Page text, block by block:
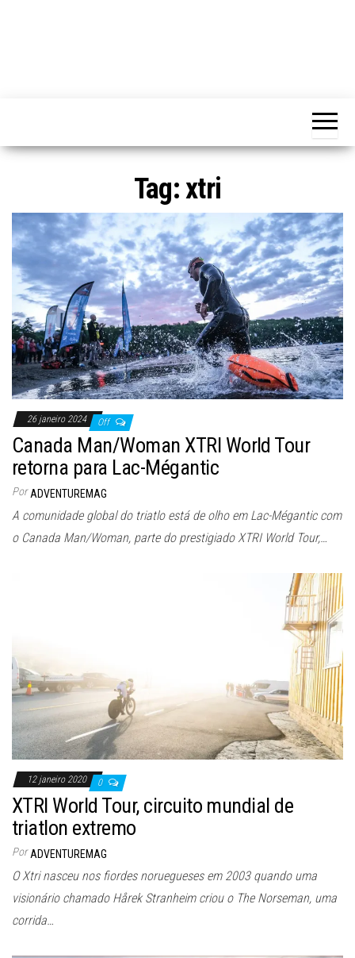
Tag:xtri
26 janeiro 2024 Off
Canada Man/Woman XTRI World Tour
retorna para Lac-Mégantic
Por ADVENTUREMAG
A comunidade global do triatlo está de olho em Lac-Mégantic com
o Canada Man/Woman, parte do prestigiado XTRI World Tour,…
12 janeiro 2020 0
XTRI World Tour, circuito mundial de
triatlon extremo
Por ADVENTUREMAG
O Xtri nasceu nos fiordes noruegueses em 2003 quando uma
visionário chamado Hårek Stranheim criou o The Norseman, uma
corrida…